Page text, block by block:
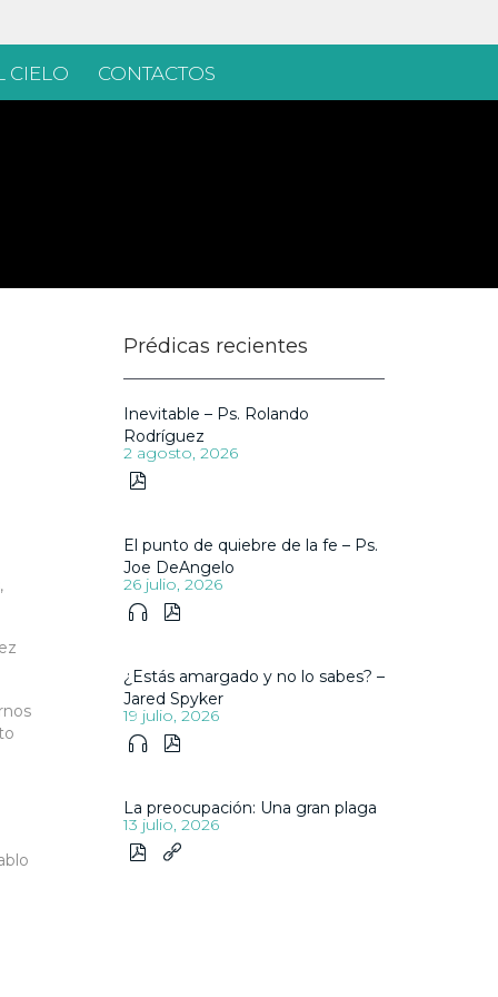
CIELO CONTACTOS
Prédicas recientes
Inevitable – Ps. Rolando
Rodríguez
2 agosto, 2026

El punto de quiebre de la fe – Ps.
Joe DeAngelo
26 julio, 2026
 
¿Estás amargado y no lo sabes? –
Jared Spyker
19 julio, 2026
 
La preocupación: Una gran plaga
13 julio, 2026
 